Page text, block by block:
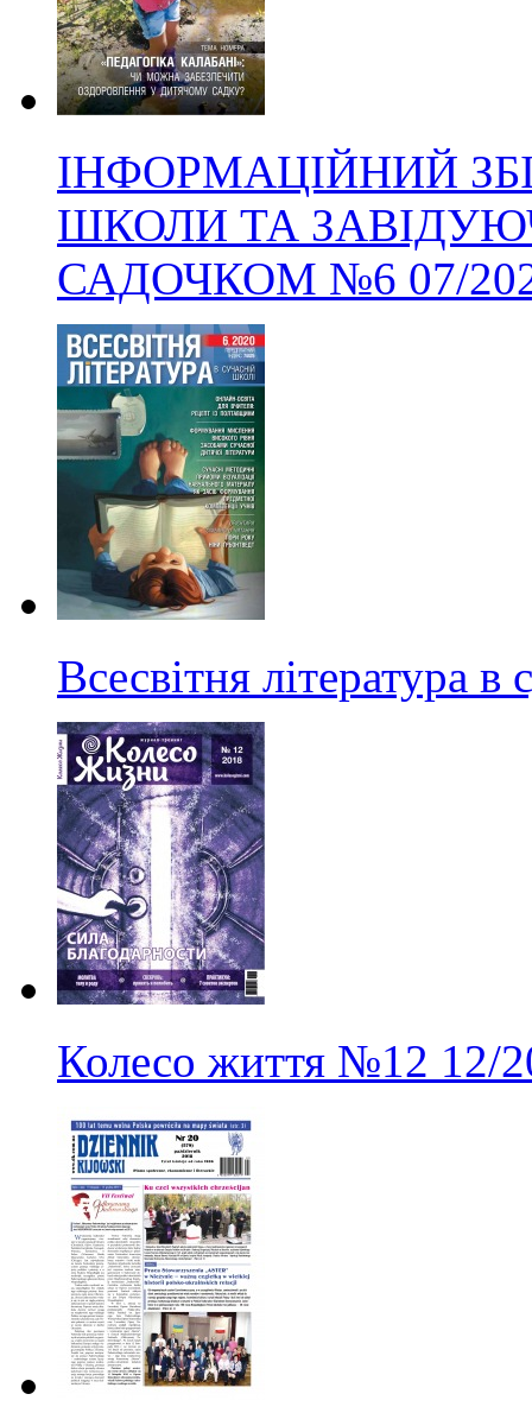
ІНФОРМАЦІЙНИЙ
ШКОЛИ ТА
САДОЧКОМ №6 07/
Всесвітня література в
Колесо життя №12 12/